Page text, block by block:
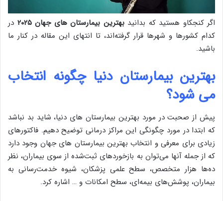
اگر کنجکاو هستید که بدانیدبهترین بیمارستان های جهان ۲۰۲۵
در
کدام کشورها و شهرها قرار گرفته‌اند، تا انتهای این مقاله در کنار ما
باشید.
بهترین بیمارستان دنیا چگونه انتخاب
می شود؟
پیش از صحبت در مورد بهترین بیمارستان های دنیا، شاید بد نباشد
که ابتدا در مورد چگونگی این مراکز درمانی توضیح دهیم. فاکتورهای
زیادی برای معرفی و انتخاب بهترین بیمارستان های جهان وجود دارد
که از جمله آنها می‌توان به بازخوردهای ثبت‌شده از سوی بیماران، نظر
ده‌ها هزار متخصص، سطح علمی پزشکان، شیوه خدمت‌رسانی به
بیماران، پوشش‌های بیمه‌ای، سطح امکانات و … اشاره کرد.